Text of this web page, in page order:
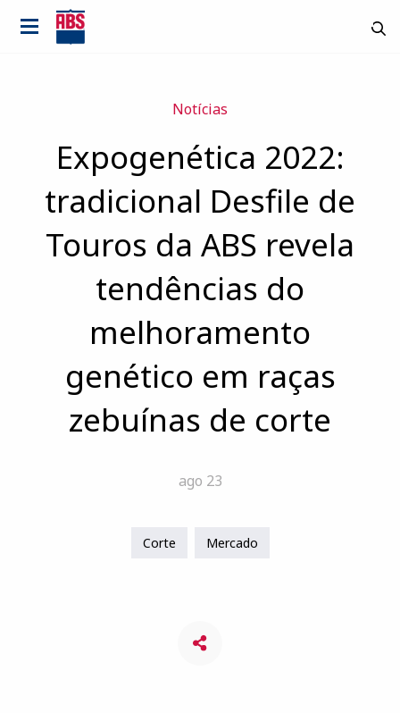
Notícias
Expogenética 2022:
tradicional Desfile de
Touros da ABS revela
tendências do
melhoramento
genético em raças
zebuínas de corte
ago 23
Corte Mercado